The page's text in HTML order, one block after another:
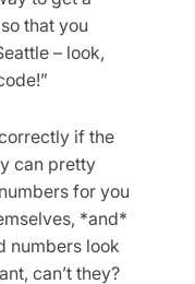
that you
– look,
if the
can pretty
for you
*and*
numbers look
can’t they?